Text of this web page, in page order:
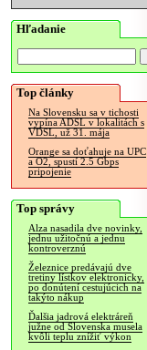
Hľadanie
Top články
Na Slovensku sa v tichosti
vypína ADSL v lokalitách s
VDSL, už 31. mája
Orange sa doťahuje na UPC
a O2, spustí 2.5 Gbps
pripojenie
Top správy
Alza nasadila dve novinky,
jednu užitočnú a jednu
kontroverznú
Železnice predávajú dve
tretiny lístkov elektronicky,
po donútení cestujúcich na
takýto nákup
Ďalšia jadrová elektráreň
južne od Slovenska musela
kvôli teplu znížiť výkon